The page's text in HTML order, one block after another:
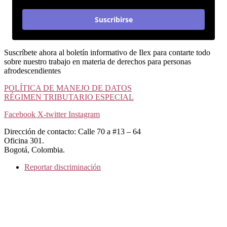
Suscribirse
Suscríbete ahora al boletín informativo de Ilex para contarte todo
sobre nuestro trabajo en materia de derechos para personas
afrodescendientes
POLÍTICA DE MANEJO DE DATOS
RÉGIMEN TRIBUTARIO ESPECIAL
Facebook X-twitter Instagram
Dirección de contacto: Calle 70 a #13 – 64
Oficina 301.
Bogotá, Colombia.
Reportar discriminación